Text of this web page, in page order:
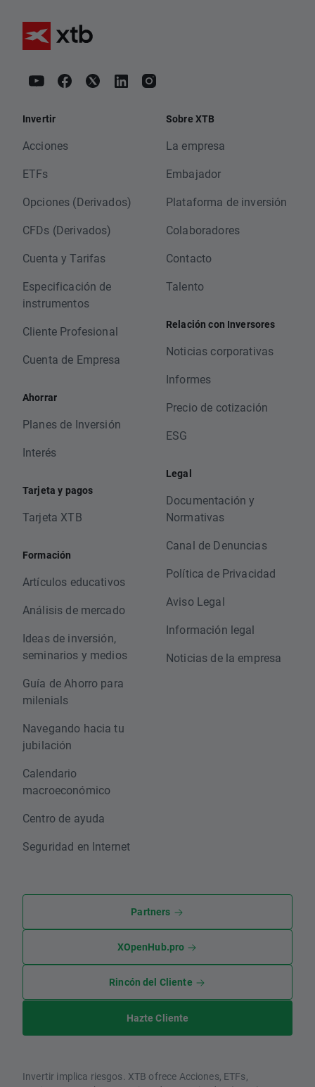
Invertir
Acciones
ETFs
Opciones (Derivados)
CFDs (Derivados)
Cuenta y Tarifas
Especificación de
instrumentos
Cliente Profesional
Cuenta de Empresa
Ahorrar
Planes de Inversión
Interés
Tarjeta y pagos
Tarjeta XTB
Formación
Artículos educativos
Análisis de mercado
Ideas de inversión,
seminarios y medios
Guía de Ahorro para
milenials
Navegando hacia tu
jubilación
Calendario
macroeconómico
Centro de ayuda
Seguridad en Internet
Sobre XTB
La empresa
Embajador
Plataforma de inversión
Colaboradores
Contacto
Talento
Relación con Inversores
Noticias corporativas
Informes
Precio de cotización
ESG
Legal
Documentación y
Normativas
Canal de Denuncias
Política de Privacidad
Aviso Legal
Información legal
Noticias de la empresa
Partners
XOpenHub.pro
Rincón del Cliente
Hazte Cliente
Invertir implica riesgos. XTB ofrece Acciones, ETFs,